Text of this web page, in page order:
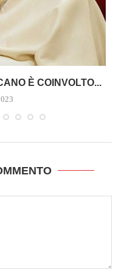
È COINVOLTO...